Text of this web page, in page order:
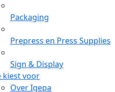
Packaging
Prepress en Press Supplies
Sign & Display
kiest voor
Over Igepa